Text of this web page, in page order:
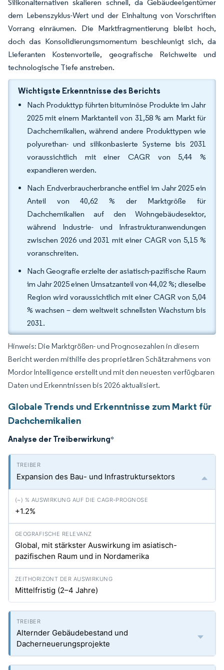
Silikonalternativen skalieren schnell, da Gebäudeeigentümer
dem Lebenszyklus-Wert und der Einhaltung von Vorschriften
Vorrang einräumen. Die Marktfragmentierung bleibt hoch,
doch das Konsolidierungsmomentum beschleunigt sich, da
Lieferanten Kostenvorteile, geografische Reichweite und
technologische Tiefe anstreben.
Wichtigste Erkenntnisse des Berichts
Nach Produkttyp führten bituminöse Produkte im Jahr
2025 mit einem Marktanteil von 31,58 % am Markt für
Dachchemikalien, während andere Produkttypen wie
polyurethan- und silikonbasierte Systeme bis 2031
voraussichtlich mit einer CAGR von 5,44 %
expandieren werden.
Nach Endverbraucherbranche entfiel im Jahr 2025 ein
Anteil von 40,62 % der Marktgröße für
Dachchemikalien auf den Wohngebäudesektor,
während Industrie- und Infrastrukturanwendungen
zwischen 2026 und 2031 mit einer CAGR von 5,15 %
voranschreiten.
Nach Geografie erzielte der asiatisch-pazifische Raum
im Jahr 2025 einen Umsatzanteil von 44,02 %; dieselbe
Region wird voraussichtlich mit einer CAGR von 5,04
% wachsen – dem weltweit schnellsten Wachstum bis
2031.
Hinweis: Die Marktgrößen- und Prognosezahlen in diesem
Bericht werden mithilfe des proprietären Schätzrahmens von
Mordor Intelligence erstellt und mit den neuesten verfügbaren
Daten und Erkenntnissen bis 2026 aktualisiert.
Globale Trends und Erkenntnisse zum Markt für
Dachchemikalien
Analyse der Treiberwirkung*
Expansion des Bau- und Infrastruktursektors
+1.2%
Global, mit stärkster Auswirkung im asiatisch-
pazifischen Raum und in Nordamerika
Mittelfristig (2–4 Jahre)
Alternder Gebäudebestand und
Dacherneuerungsprojekte